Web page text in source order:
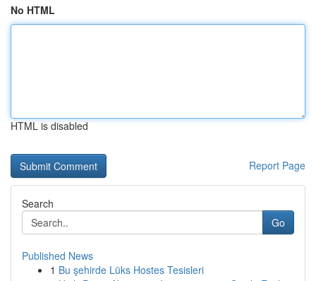
No HTML
HTML is disabled
Report Page
Search
Go
Published News
1 Bu şehirde Lüks Hostes Tesisleri